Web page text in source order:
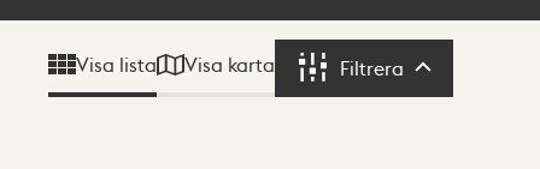
Visa lista Visa karta Filtrera Filtrera